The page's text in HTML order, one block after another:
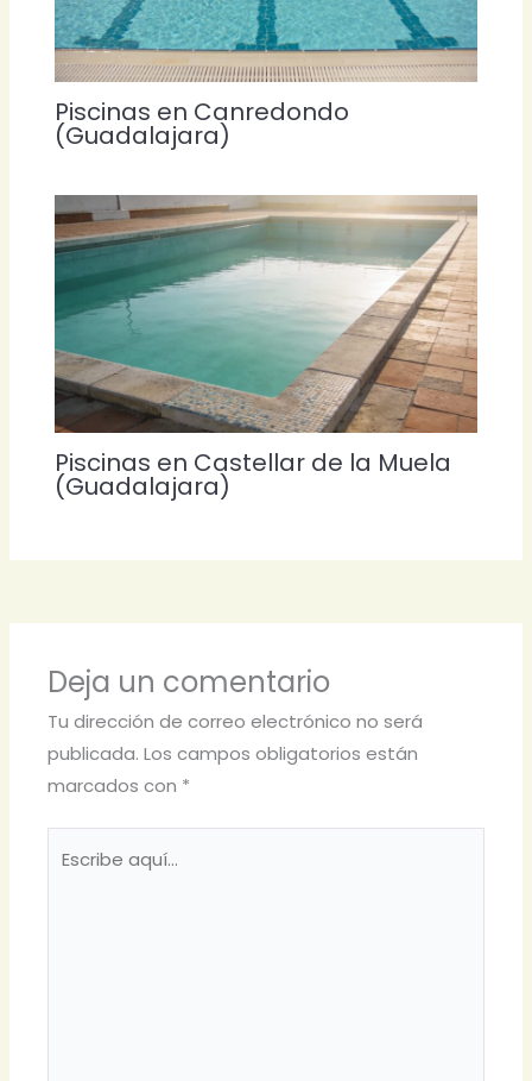
Piscinas en Canredondo
(Guadalajara)
Piscinas en Castellar de la Muela
(Guadalajara)
Deja un comentario
Tu dirección de correo electrónico no será
publicada. Los campos obligatorios están
marcados con *